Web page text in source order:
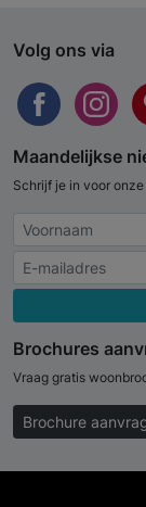
Volg ons via
Maandelijkse
Schrijf je in voor
Brochures
Vraag gratis
Brochure